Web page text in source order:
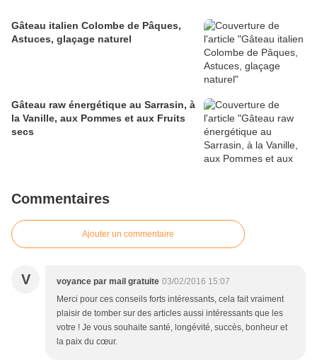
Gâteau italien Colombe de Pâques,
Astuces, glaçage naturel
Gâteau raw énergétique au Sarrasin, à
la Vanille, aux Pommes et aux Fruits
secs
Commentaires
Ajouter un commentaire
V voyance par mail gratuite 03/02/2016 15:07
Merci pour ces conseils forts intéressants, cela fait vraiment
plaisir de tomber sur des articles aussi intéressants que les
votre ! Je vous souhaite santé, longévité, succès, bonheur et
la paix du cœur.